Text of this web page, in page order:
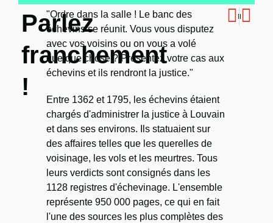
Parlez
franchement
!
"Ordre dans la salle ! Le banc des
échevins se réunit. Vous vous disputez
avec vos voisins ou on vous a volé
quelque chose ? Présentez votre cas aux
échevins et ils rendront la justice."
Entre 1362 et 1795, les échevins étaient
chargés d'administrer la justice à Louvain
et dans ses environs. Ils statuaient sur
des affaires telles que les querelles de
voisinage, les vols et les meurtres. Tous
leurs verdicts sont consignés dans les
1128 registres d'échevinage. L'ensemble
représente 950 000 pages, ce qui en fait
l'une des sources les plus complètes des